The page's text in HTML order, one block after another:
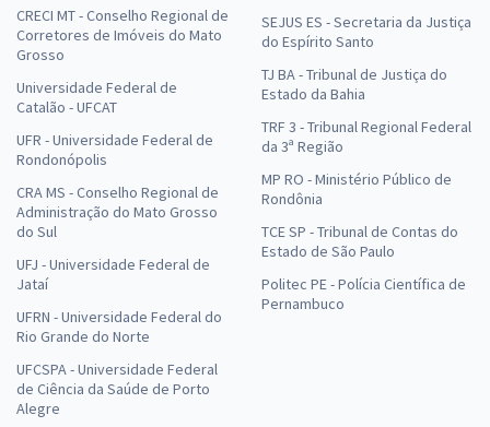
CRECI MT - Conselho Regional de
Corretores de Imóveis do Mato
Grosso
Universidade Federal de
Catalão - UFCAT
UFR - Universidade Federal de
Rondonópolis
CRA MS - Conselho Regional de
Administração do Mato Grosso
do Sul
UFJ - Universidade Federal de
Jataí
UFRN - Universidade Federal do
Rio Grande do Norte
UFCSPA - Universidade Federal
de Ciência da Saúde de Porto
Alegre
SEJUS ES - Secretaria da Justiça
do Espírito Santo
TJ BA - Tribunal de Justiça do
Estado da Bahia
TRF 3 - Tribunal Regional Federal
da 3ª Região
MP RO - Ministério Público de
Rondônia
TCE SP - Tribunal de Contas do
Estado de São Paulo
Politec PE - Polícia Científica de
Pernambuco